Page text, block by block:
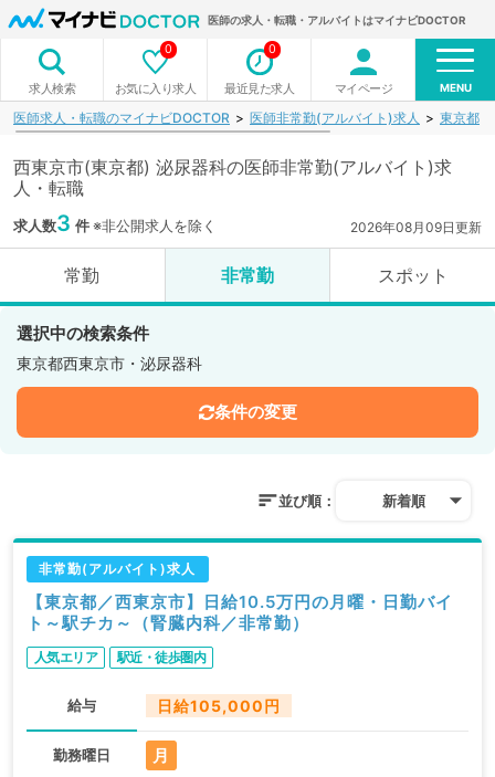
医師の求人・転職・アルバイトはマイナビDOCTOR
求人検索 お気に入り求人
0
最近見た求人
0
マイページ MENU
医師求人・転職のマイナビDOCTOR 医師非常勤(アルバイト)求人 東京都
西東京市(東京都) 泌尿器科の医師非常勤(アルバイト)求
人・転職
求人数3 件※非公開求人を除く 2026年08月09日更新
常勤 非常勤 スポット
選択中の検索条件
東京都西東京市・泌尿器科
条件の変更
並び順： 新着順
非常勤(アルバイト)求人
【東京都／西東京市】日給10.5万円の月曜・日勤バイ
ト～駅チカ～（腎臓内科／非常勤）
人気エリア 駅近・徒歩圏内
給与 日給105,000円
勤務曜日 月